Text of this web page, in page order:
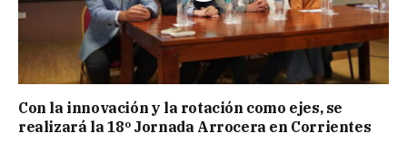
Con la innovación y la rotación como ejes, se
realizará la 18º Jornada Arrocera en Corrientes